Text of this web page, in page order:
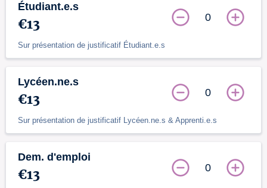
Étudiant.e.s
€13
Sur présentation de justificatif Étudiant.e.s
0
Lycéen.ne.s
€13
Sur présentation de justificatif Lycéen.ne.s & Apprenti.e.s
0
Dem. d'emploi
€13 0